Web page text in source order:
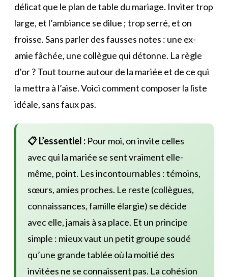
délicat que le plan de table du mariage. Inviter trop
large, et l’ambiance se dilue ; trop serré, et on
froisse. Sans parler des fausses notes : une ex-
amie fâchée, une collègue qui détonne. La règle
d’or ? Tout tourne autour de la mariée et de ce qui
la mettra à l’aise. Voici comment composer la liste
idéale, sans faux pas.
📋 L’essentiel : Pour moi, on invite celles
avec qui la mariée se sent vraiment elle-
même, point. Les incontournables : témoins,
sœurs, amies proches. Le reste (collègues,
connaissances, famille élargie) se décide
avec elle, jamais à sa place. Et un principe
simple : mieux vaut un petit groupe soudé
qu’une grande tablée où la moitié des
invitées ne se connaissent pas. La cohésion